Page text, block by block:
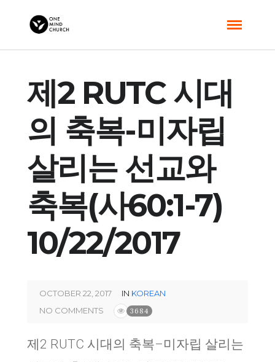
제2 RUTC 시대
의 축복-미자립
살리는 선교와
축복(사60:1-7)
10/22/2017
OCTOBER 22, 2017 IN KOREAN
NO COMMENTS
3684
제2 RUTC 시대의 축복–미자립 살리는